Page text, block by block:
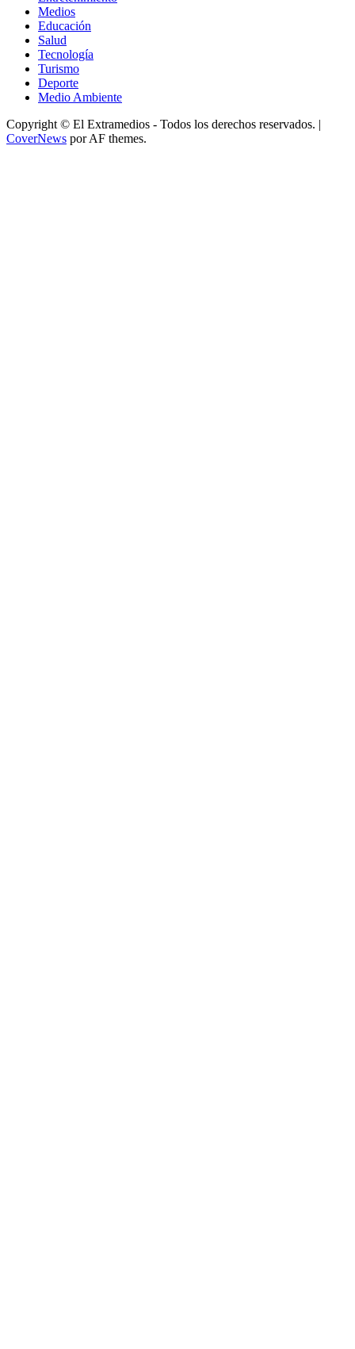
Medios
Educación
Salud
Tecnología
Turismo
Deporte
Medio Ambiente
Copyright © El Extramedios - Todos los derechos reservados. |
CoverNews por AF themes.